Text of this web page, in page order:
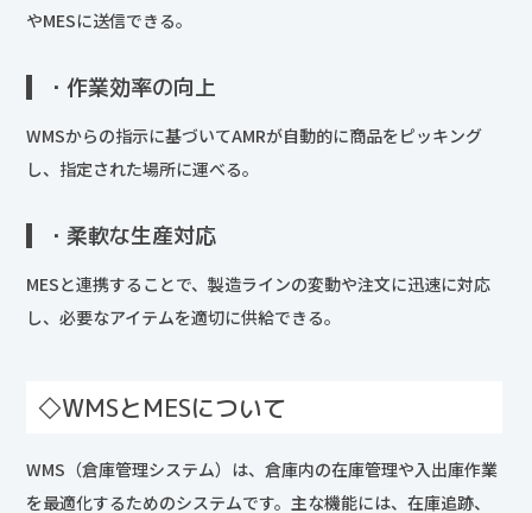
やMESに送信できる。
・作業効率の向上
WMSからの指示に基づいてAMRが自動的に商品をピッキング
し、指定された場所に運べる。
・柔軟な生産対応
MESと連携することで、製造ラインの変動や注文に迅速に対応
し、必要なアイテムを適切に供給できる。
◇WMSとMESについて
WMS（倉庫管理システム）は、倉庫内の在庫管理や入出庫作業
を最適化するためのシステムです。主な機能には、在庫追跡、